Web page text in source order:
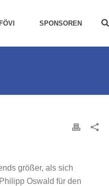
SPONSOREN
größer, als sich
Oswald für den